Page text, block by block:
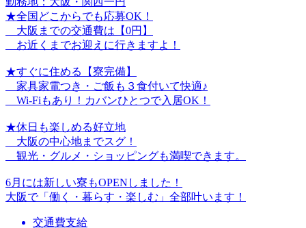
★全国どこからでも応募OK！
大阪までの交通費は【0円】
お近くまでお迎えに行きますよ！
★すぐに住める【寮完備】
家具家電つき・ご飯も３食付いて快適♪
Wi-Fiもあり！カバンひとつで入居OK！
★休日も楽しめる好立地
大阪の中心地までスグ！
観光・グルメ・ショッピングも満喫できます。
6月には新しい寮もOPENしました！
大阪で「働く・暮らす・楽しむ」全部叶います！
交通費支給